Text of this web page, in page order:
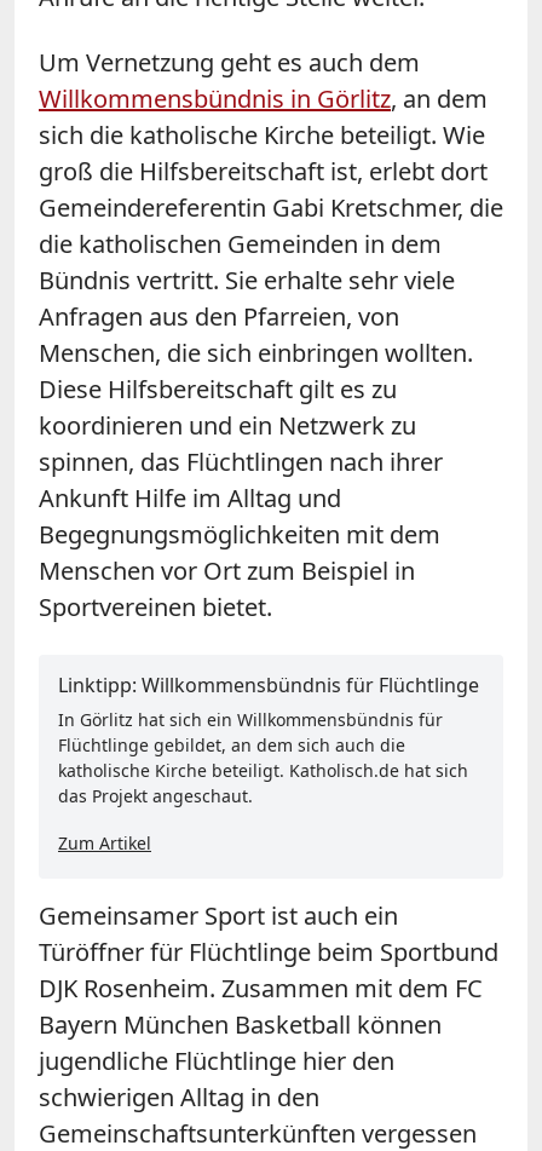
Um Vernetzung geht es auch dem
Willkommensbündnis in Görlitz, an dem
sich die katholische Kirche beteiligt. Wie
groß die Hilfsbereitschaft ist, erlebt dort
Gemeindereferentin Gabi Kretschmer, die
die katholischen Gemeinden in dem
Bündnis vertritt. Sie erhalte sehr viele
Anfragen aus den Pfarreien, von
Menschen, die sich einbringen wollten.
Diese Hilfsbereitschaft gilt es zu
koordinieren und ein Netzwerk zu
spinnen, das Flüchtlingen nach ihrer
Ankunft Hilfe im Alltag und
Begegnungsmöglichkeiten mit dem
Menschen vor Ort zum Beispiel in
Sportvereinen bietet.
Linktipp: Willkommensbündnis für Flüchtlinge
In Görlitz hat sich ein Willkommensbündnis für
Flüchtlinge gebildet, an dem sich auch die
katholische Kirche beteiligt. Katholisch.de hat sich
das Projekt angeschaut.
Zum Artikel
Gemeinsamer Sport ist auch ein
Türöffner für Flüchtlinge beim Sportbund
DJK Rosenheim. Zusammen mit dem FC
Bayern München Basketball können
jugendliche Flüchtlinge hier den
schwierigen Alltag in den
Gemeinschaftsunterkünften vergessen